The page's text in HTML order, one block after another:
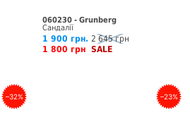
060230 - Grunberg
Сандалії
1 900 грн. 2 645 грн
1 800 грн SALE
–32% –23%